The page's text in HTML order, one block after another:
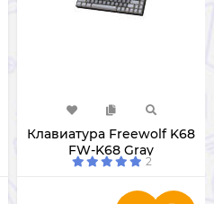
Клавиатура Freewolf K68
FW-K68 Gray
2